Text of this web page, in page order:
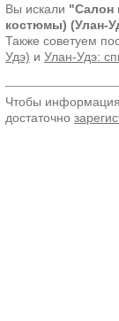
Вы искали "Салон
костюмы) (Улан-
Также советуем
Удэ) и Улан-Удэ:
Чтобы
достаточно